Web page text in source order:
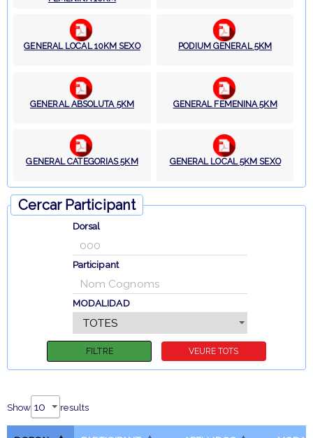
GENERAL LOCAL 10KM SEXO PODIUM GENERAL 5KM
GENERAL ABSOLUTA 5KM GENERAL FEMENINA 5KM
GENERAL CATEGORIAS 5KM GENERAL LOCAL 5KM SEXO
Cercar Participant
Dorsal
Participant
MODALIDAD
Show results